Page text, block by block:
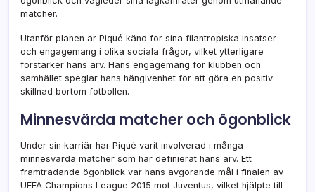
matcher.
Utanför planen är Piqué känd för sina filantropiska insatser
och engagemang i olika sociala frågor, vilket ytterligare
förstärker hans arv. Hans engagemang för klubben och
samhället speglar hans hängivenhet för att göra en positiv
skillnad bortom fotbollen.
Minnesvärda matcher och ögonblick
Under sin karriär har Piqué varit involverad i många
minnesvärda matcher som har definierat hans arv. Ett
framträdande ögonblick var hans avgörande mål i finalen av
UEFA Champions League 2015 mot Juventus, vilket hjälpte till